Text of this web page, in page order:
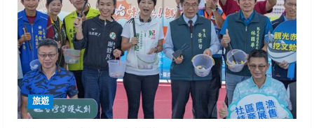
旅遊